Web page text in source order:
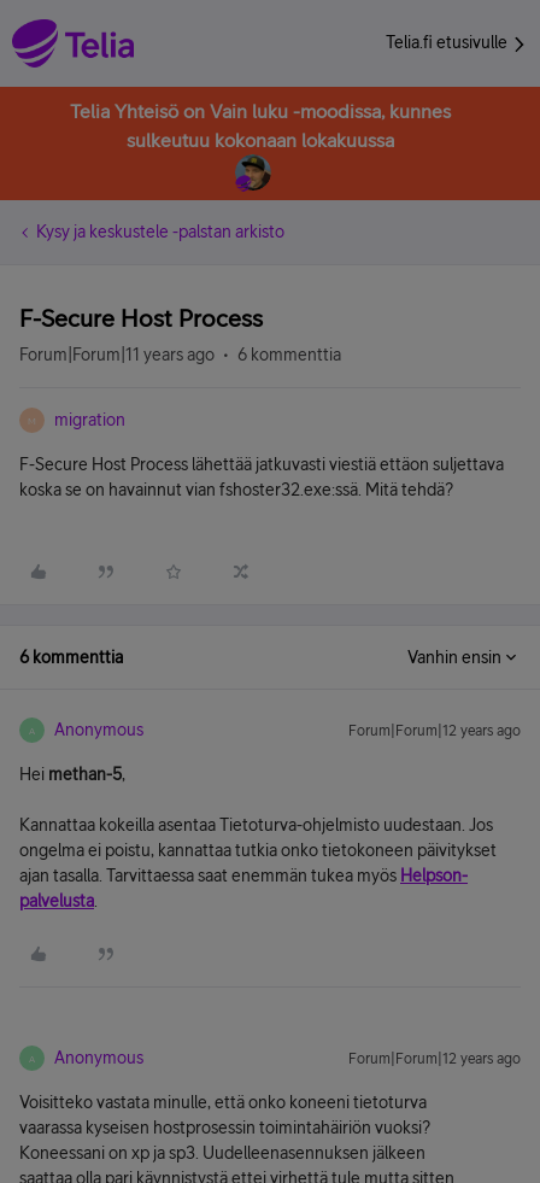
Telia.fi etusivulle
Telia Yhteisö on Vain luku -moodissa, kunnes
sulkeutuu kokonaan lokakuussa
Kysy ja keskustele -palstan arkisto
F-Secure Host Process
Forum|Forum|11 years ago 6 kommenttia
M migration
F-Secure Host Process lähettää jatkuvasti viestiä ettäon suljettava
koska se on havainnut vian fshoster32.exe:ssä. Mitä tehdä?
6 kommenttia Vanhin ensin
A Anonymous Forum|Forum|12 years ago
Hei methan-5,
Kannattaa kokeilla asentaa Tietoturva-ohjelmisto uudestaan. Jos
ongelma ei poistu, kannattaa tutkia onko tietokoneen päivitykset
ajan tasalla. Tarvittaessa saat enemmän tukea myös Helpson-
palvelusta
A Anonymous Forum|Forum|12 years ago
Voisitteko vastata minulle, että onko koneeni tietoturva
vaarassa kyseisen hostprosessin toimintahäiriön vuoksi?
Koneessani on xp ja sp3. Uudelleenasennuksen jälkeen
saattaa olla pari käynnistystä ettei virhettä tule mutta sitten